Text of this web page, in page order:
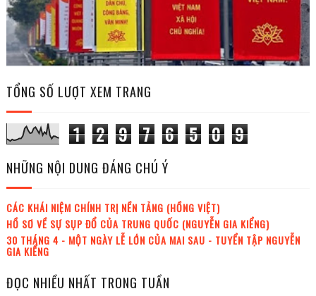
TỔNG SỐ LƯỢT XEM TRANG
1 2 9 7 6 5 0 9
NHỮNG NỘI DUNG ĐÁNG CHÚ Ý
CÁC KHÁI NIỆM CHÍNH TRỊ NỀN TẢNG (HỒNG VIỆT)
HỒ SƠ VỀ SỰ SỤP ĐỔ CỦA TRUNG QUỐC (NGUYỄN GIA KIỂNG)
30 THÁNG 4 - MỘT NGÀY LỄ LỚN CỦA MAI SAU - TUYỂN TẬP NGUYỄN
GIA KIỂNG
ĐỌC NHIỀU NHẤT TRONG TUẦN